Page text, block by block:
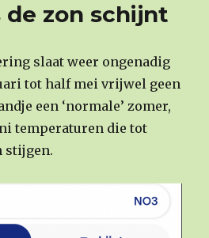
de zon schijnt
slaat weer ongenadig
tot half mei vrijwel geen
een ‘normale’ zomer,
temperaturen die tot
stijgen.